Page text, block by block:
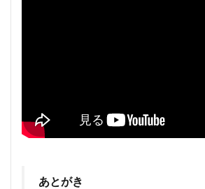
あとがき